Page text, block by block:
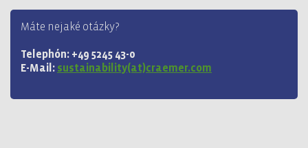
Máte nejaké otázky?
Telephón: +49 5245 43-0
E-Mail: sustainability(at)craemer.com